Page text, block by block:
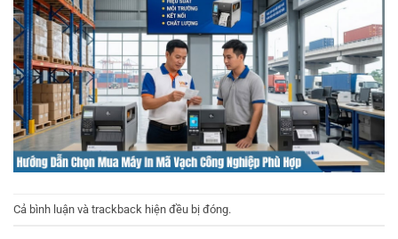
Cả bình luận và trackback hiện đều bị đóng.